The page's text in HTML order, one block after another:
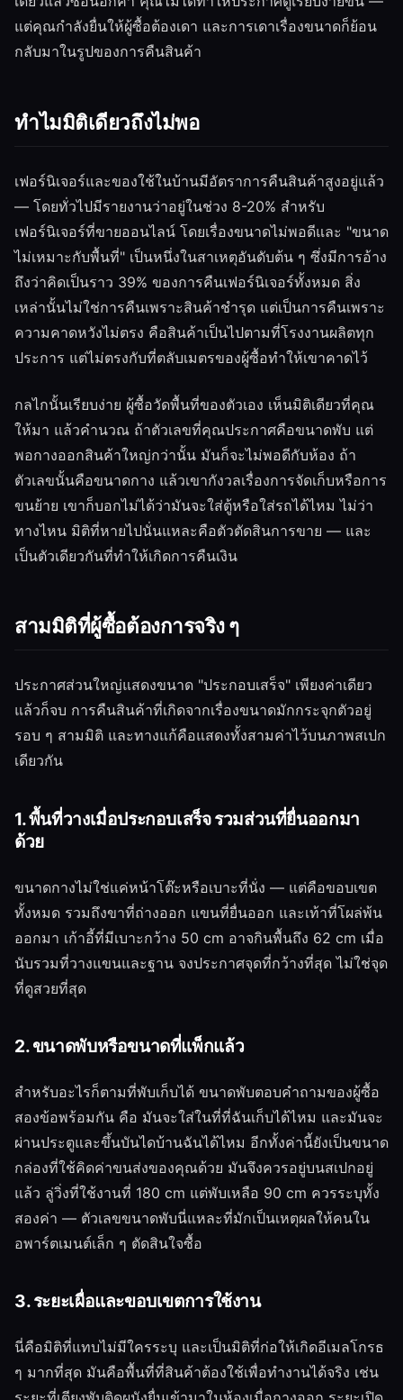
แต่คุณกำลังยื่นให้ผู้ซื้อต้องเดา และการเดาเรื่องขนาดก็ย้อน
กลับมาในรูปของการคืนสินค้า
ทำไมมิติเดียวถึงไม่พอ
เฟอร์นิเจอร์และของใช้ในบ้านมีอัตราการคืนสินค้าสูงอยู่แล้ว
— โดยทั่วไปมีรายงานว่าอยู่ในช่วง 8-20% สำหรับ
เฟอร์นิเจอร์ที่ขายออนไลน์ โดยเรื่องขนาดไม่พอดีและ "ขนาด
ไม่เหมาะกับพื้นที่" เป็นหนึ่งในสาเหตุอันดับต้น ๆ ซึ่งมีการอ้าง
ถึงว่าคิดเป็นราว 39% ของการคืนเฟอร์นิเจอร์ทั้งหมด สิ่ง
เหล่านั้นไม่ใช่การคืนเพราะสินค้าชำรุด แต่เป็นการคืนเพราะ
ความคาดหวังไม่ตรง คือสินค้าเป็นไปตามที่โรงงานผลิตทุก
ประการ แต่ไม่ตรงกับที่ตลับเมตรของผู้ซื้อทำให้เขาคาดไว้
กลไกนั้นเรียบง่าย ผู้ซื้อวัดพื้นที่ของตัวเอง เห็นมิติเดียวที่คุณ
ให้มา แล้วคำนวณ ถ้าตัวเลขที่คุณประกาศคือขนาดพับ แต่
พอกางออกสินค้าใหญ่กว่านั้น มันก็จะไม่พอดีกับห้อง ถ้า
ตัวเลขนั้นคือขนาดกาง แล้วเขากังวลเรื่องการจัดเก็บหรือการ
ขนย้าย เขาก็บอกไม่ได้ว่ามันจะใส่ตู้หรือใส่รถได้ไหม ไม่ว่า
ทางไหน มิติที่หายไปนั่นแหละคือตัวตัดสินการขาย — และ
เป็นตัวเดียวกันที่ทำให้เกิดการคืนเงิน
สามมิติที่ผู้ซื้อต้องการจริง ๆ
ประกาศส่วนใหญ่แสดงขนาด "ประกอบเสร็จ" เพียงค่าเดียว
แล้วก็จบ การคืนสินค้าที่เกิดจากเรื่องขนาดมักกระจุกตัวอยู่
รอบ ๆ สามมิติ และทางแก้คือแสดงทั้งสามค่าไว้บนภาพสเปก
เดียวกัน
1. พื้นที่วางเมื่อประกอบเสร็จ รวมส่วนที่ยื่นออกมา
ด้วย
ขนาดกางไม่ใช่แค่หน้าโต๊ะหรือเบาะที่นั่ง — แต่คือขอบเขต
ทั้งหมด รวมถึงขาที่ถ่างออก แขนที่ยื่นออก และเท้าที่โผล่พ้น
ออกมา เก้าอี้ที่มีเบาะกว้าง 50 cm อาจกินพื้นถึง 62 cm เมื่อ
นับรวมที่วางแขนและฐาน จงประกาศจุดที่กว้างที่สุด ไม่ใช่จุด
ที่ดูสวยที่สุด
2. ขนาดพับหรือขนาดที่แพ็กแล้ว
สำหรับอะไรก็ตามที่พับเก็บได้ ขนาดพับตอบคำถามของผู้ซื้อ
สองข้อพร้อมกัน คือ มันจะใส่ในที่ที่ฉันเก็บได้ไหม และมันจะ
ผ่านประตูและขึ้นบันไดบ้านฉันได้ไหม อีกทั้งค่านี้ยังเป็นขนาด
กล่องที่ใช้คิดค่าขนส่งของคุณด้วย มันจึงควรอยู่บนสเปกอยู่
แล้ว ลู่วิ่งที่ใช้งานที่ 180 cm แต่พับเหลือ 90 cm ควรระบุทั้ง
สองค่า — ตัวเลขขนาดพับนี่แหละที่มักเป็นเหตุผลให้คนใน
อพาร์ตเมนต์เล็ก ๆ ตัดสินใจซื้อ
3. ระยะเผื่อและขอบเขตการใช้งาน
นี่คือมิติที่แทบไม่มีใครระบุ และเป็นมิติที่ก่อให้เกิดอีเมลโกรธ
ๆ มากที่สุด มันคือพื้นที่ที่สินค้าต้องใช้เพื่อทำงานได้จริง เช่น